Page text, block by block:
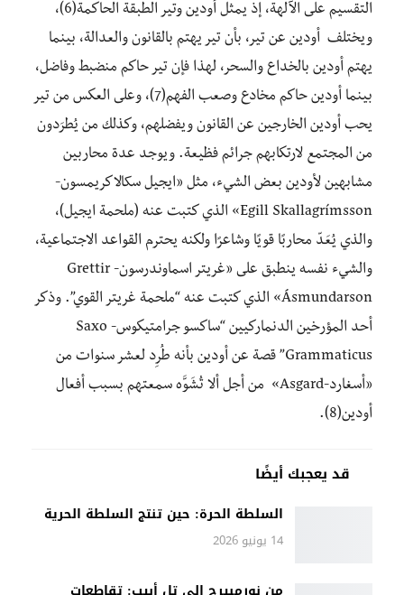
التقسيم على الآلهة، إذ يمثِّل أودين وتير الطبقة الحاكمة(6)،
ويختلف أودين عن تير، بأن تير يهتم بالقانون والعدالة، بينما
يهتم أودين بالخداع والسحر، لهذا فإن تير حاكم منضبط وفاضل،
بينما أودين حاكم مخادع وصعب الفهم(7)، وعلى العكس من تير
يحب أودين الخارجين عن القانون ويفضلهم، وكذلك من يُطرَدون
من المجتمع لارتكابهم جرائم فظيعة. ويوجد عدة محاربين
مشابهين لأودين بعض الشيء، مثل «ایجيل سکالاكریمسون-
Egill Skallagrímsson» الذي كتبت عنه (ملحمة ايجيل)،
والذي يُعَدّ محاربًا قويًا وشاعرًا ولكنه يحترم القواعد اﻻجتماعية،
والشيء نفسه ينطبق على «غريتر اسماوندرسون- Grettir
Ásmundarson» الذي كتبت عنه “ملحمة غريتر القوي”. وذكر
أحد المؤرخين الدنماركيين “ساكسو جرامتيكوس- Saxo
Grammaticus” قصة عن أودين بأنه طُرِد لعشر سنوات من
«أسغارد-Asgard» من أجل أﻻ تُشَوَّه سمعتهم بسبب أفعال
أودين(8).
قد يعجبك أيضًا
السلطة الحرة: حين تنتج السلطة الحرية
14 يونيو 2026